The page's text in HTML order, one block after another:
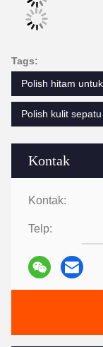
Kontak
Kontak:
Telp:
Tags:
Polish hitam
Polish kulit sepatu